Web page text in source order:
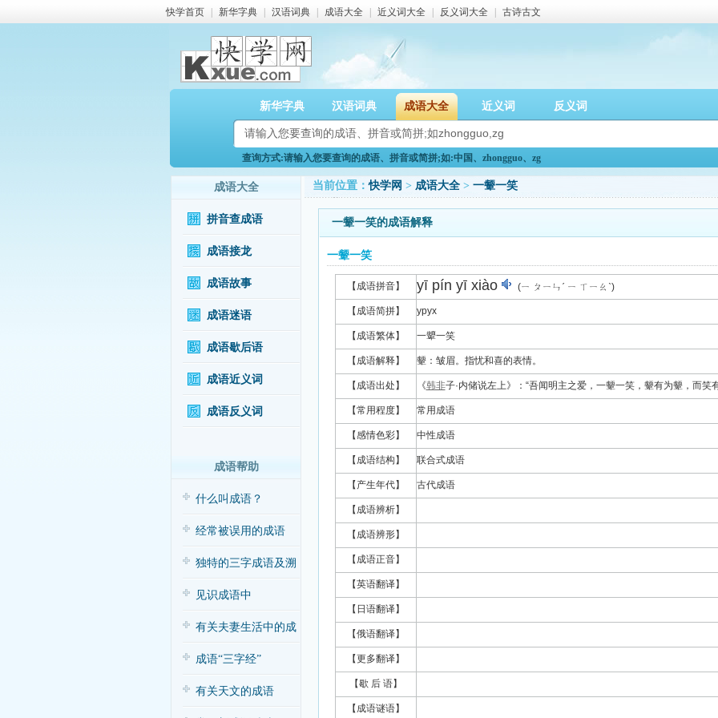
快学首页 新华字典 汉语词典 成语大全 近义词大全 反义词大全 古诗古文
新华字典 汉语词典 成语大全 近义词 反义词
查询方式:请输入您要查询的成语、拼音或简拼;如:中国、zhongguo、zg
成语大全
拼音查成语
成语接龙
成语故事
成语迷语
成语歇后语
成语近义词
成语反义词
成语帮助
什么叫成语？
经常被误用的成语
独特的三字成语及溯
源
见识成语中
的“三”与“五”
有关夫妻生活中的成
语应用（搞笑
成语“三字经”
有关天文的成语
当前位置：快学网 > 成语大全 > 一颦一笑
一颦一笑的成语解释
一颦一笑
【成语拼音】 yī pín yī xiào (ㄧ ㄆㄧㄣˊ ㄧ ㄒㄧㄠˋ)
【成语简拼】 ypyx
【成语繁体】 一顰一笑
【成语解释】 颦：皱眉。指忧和喜的表情。
【成语出处】 《韩非子·内储说左上》：“吾闻明主之爱，一颦一笑，颦有为颦，而笑
【常用程度】 常用成语
【感情色彩】 中性成语
【成语结构】 联合式成语
【产生年代】 古代成语
【成语辨析】
【成语辨形】
【成语正音】
【英语翻译】
【日语翻译】
【俄语翻译】
【更多翻译】
【歇 后 语】
【成语谜语】